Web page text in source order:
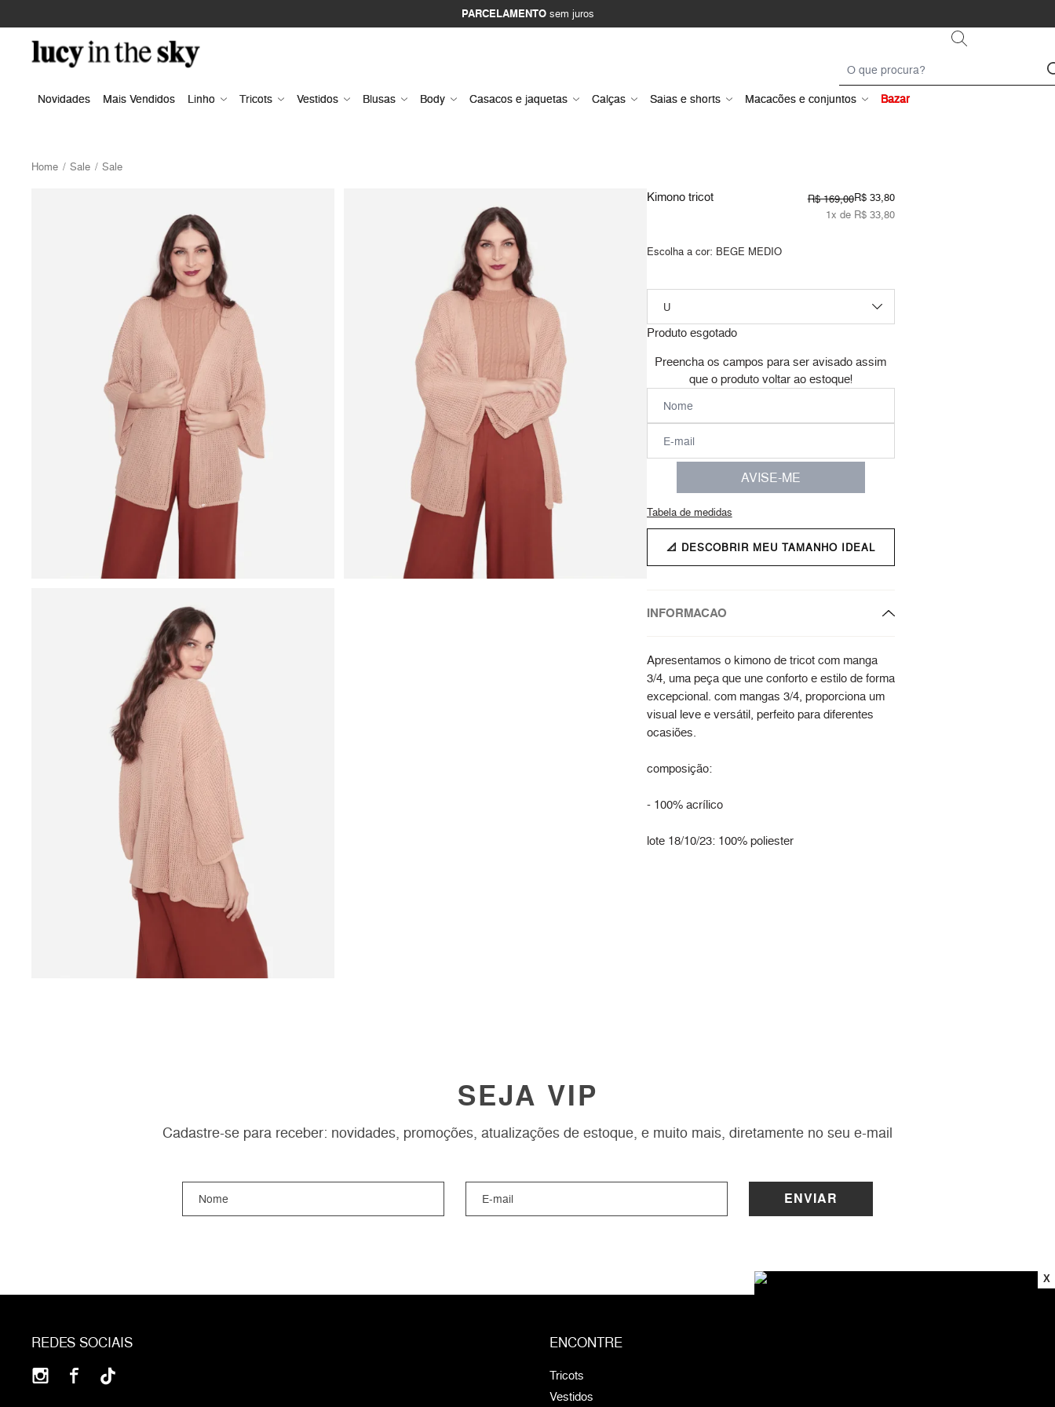
PARCELAMENTOsem juros
Novidades Mais Vendidos Linho Tricots Vestidos Blusas Body Casacos e jaquetas Calças Saias e shorts Macacões e conjuntos Bazar
Home Sale Sale
Kimono tricot R$ 169,00R$ 33,80
1x de R$ 33,80
Escolha a cor: BEGE MEDIO
Produto esgotado
Preencha os campos para ser avisado assim
que o produto voltar ao estoque!
AVISE-ME
Tabela de medidas
📐 DESCOBRIR MEU TAMANHO IDEAL
INFORMACAO
Apresentamos o kimono de tricot com manga
3/4, uma peça que une conforto e estilo de forma
excepcional. com mangas 3/4, proporciona um
visual leve e versátil, perfeito para diferentes
ocasiões.
composição:
- 100% acrílico
lote 18/10/23: 100% poliester
SEJA VIP
Cadastre-se para receber: novidades, promoções, atualizações de estoque, e muito mais, diretamente no seu e-mail
ENVIAR
REDES SOCIAIS ENCONTRE
Tricots
Vestidos
X